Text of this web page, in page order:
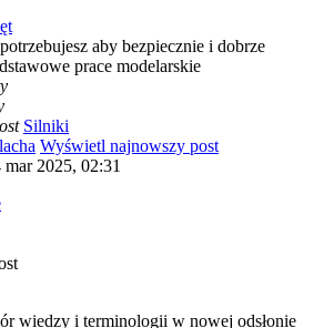
aby bezpiecznie i dobrze
prace modelarskie
Silniki
Wyświetl najnowszy post
2025, 02:31
wiedzy i terminologii w nowej odsłonie